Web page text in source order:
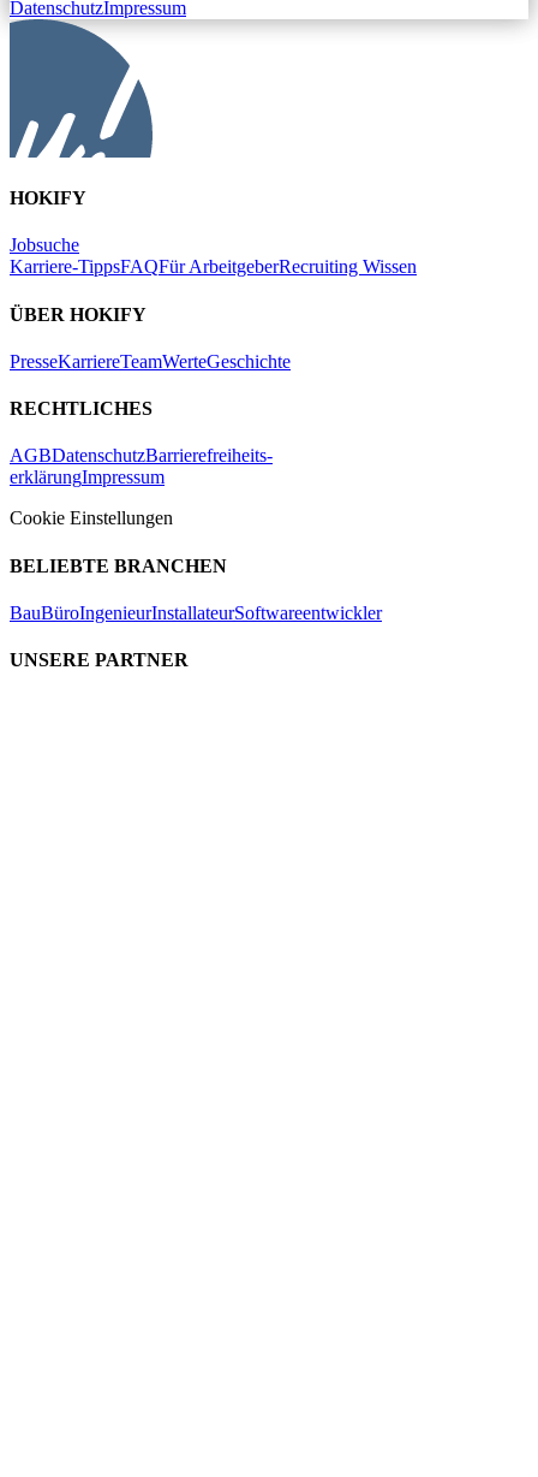
DatenschutzImpressum
HOKIFY
Jobsuche
Karriere-TippsFAQFür ArbeitgeberRecruiting Wissen
ÜBER HOKIFY
PresseKarriereTeamWerteGeschichte
RECHTLICHES
AGBDatenschutzBarrierefreiheits-
erklärungImpressum
Cookie Einstellungen
BELIEBTE BRANCHEN
BauBüroIngenieurInstallateurSoftwareentwickler
UNSERE PARTNER